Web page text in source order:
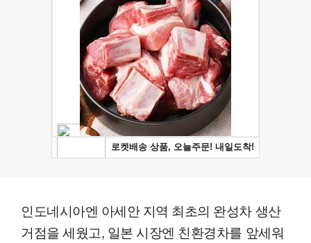
인도네시아엔 아세안 지역 최초의 완성차 생산
거점을 세웠고, 일본 시장엔 친환경차를 앞세워